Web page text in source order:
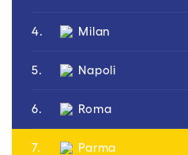
4. Milan
5. Napoli
6. Roma
7. Parma